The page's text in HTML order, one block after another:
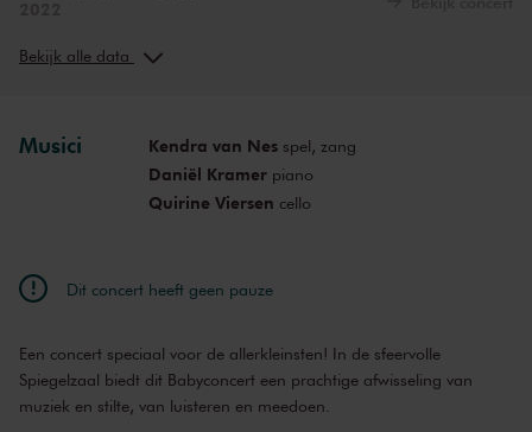
2022
ma 6 feb. 2023 09:30
10:30
ma 24 apr.
ma 24 apr.
2023
10:30 Bekijk concert
ma 24 apr. 11:30
Bekijk alle data
Musici Kendra van Nesspel, zang
Daniël Kramerpiano
Quirine Viersen cello
Dit concert heeft geen pauze
Een concert speciaal voor de allerkleinsten! In de sfeervolle
Spiegelzaal biedt dit Babyconcert een prachtige afwisseling van
muziek en stilte, van luisteren en meedoen.